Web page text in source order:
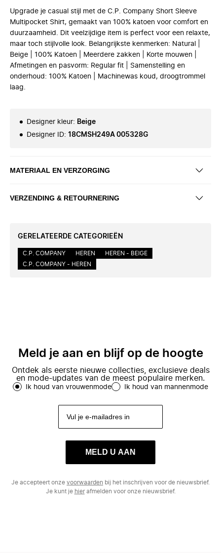
Upgrade je casual stijl met de C.P. Company Short Sleeve
Multipocket Shirt, gemaakt van 100% katoen voor comfort en
duurzaamheid. Dit veelzijdige item is perfect voor een relaxte,
maar toch stijlvolle look. Belangrijkste kenmerken: Natural |
Beige | 100% Katoen | Meerdere zakken | Korte mouwen |
Afmetingen en pasvorm: Regular fit | Samenstelling en
onderhoud: 100% Katoen | Machinewas koud, droogtrommel
laag.
Designer kleur: Beige
Designer ID: 18CMSH249A 005328G
MATERIAAL EN VERZORGING
VERZENDING & RETOURNERING
GERELATEERDE CATEGORIEËN
C.P. COMPANY HEREN
HEREN - BEIGE
C.P. COMPANY - HEREN
Meld je aan en blijf op de hoogte
Ontdek als eerste nieuwe collecties, exclusieve deals
en mode-updates van de meest populaire merken.
Ik houd van vrouwenmode Ik houd van mannenmode
MELD U AAN
Je accepteert onze voorwaarden bij het inschrijven voor de nieuwsbrief.
Je kunt je hierafmelden voor onze nieuwsbrief.